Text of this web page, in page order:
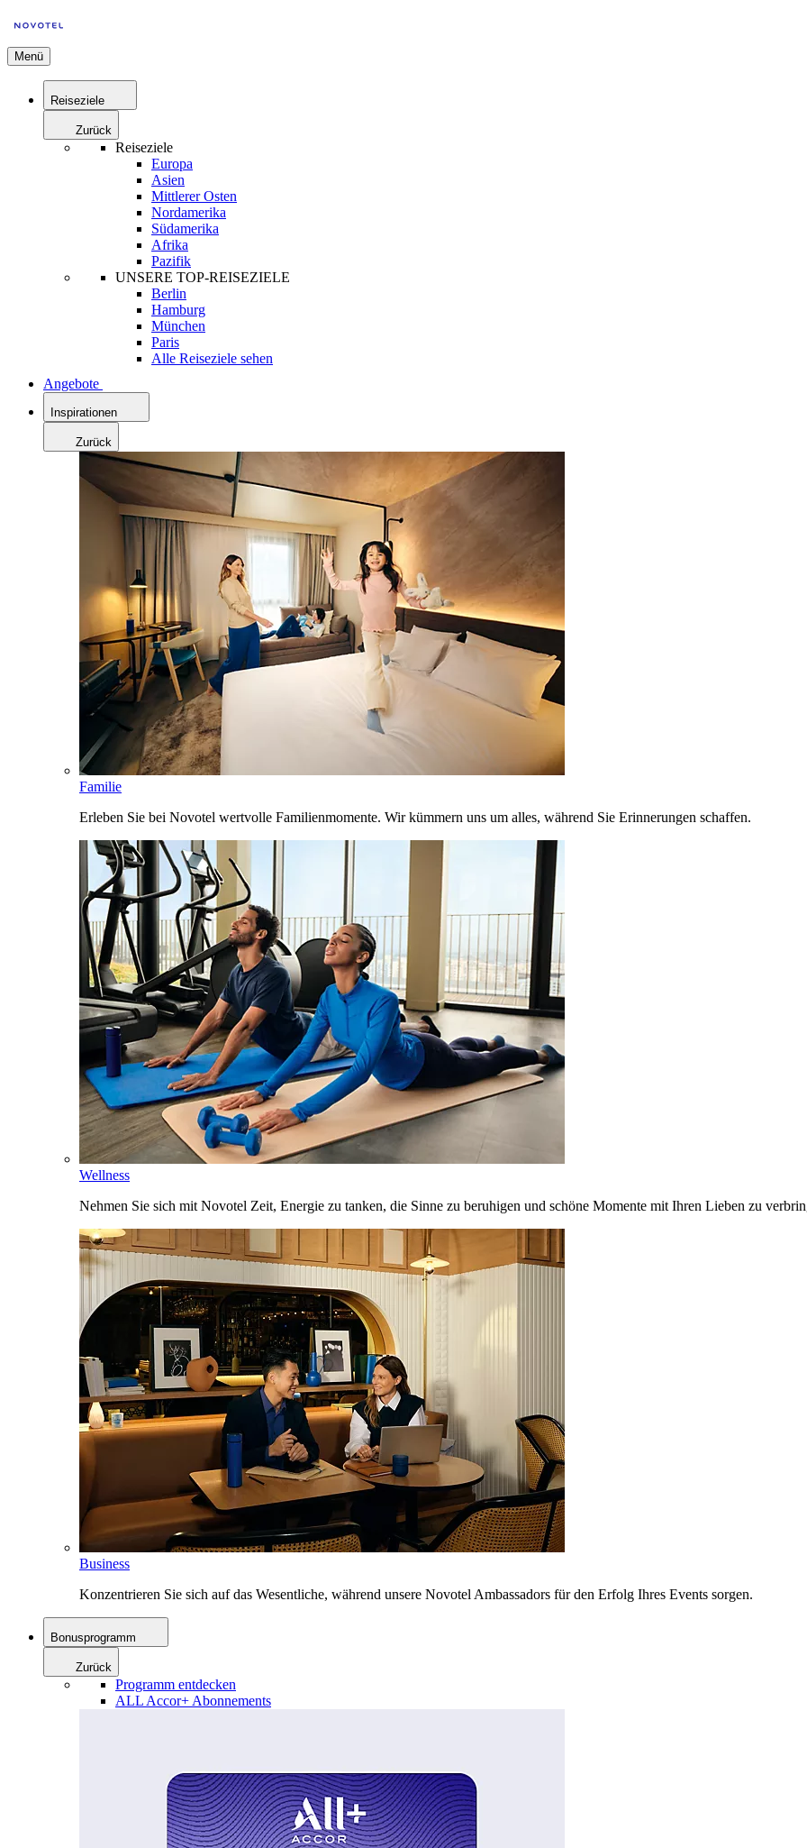
Menü
Reiseziele
Zurück
Reiseziele
Europa
Asien
Mittlerer Osten
Nordamerika
Südamerika
Afrika
Pazifik
UNSERE TOP-REISEZIELE
Berlin
Hamburg
München
Paris
Alle Reiseziele sehen
Angebote
Inspirationen
Zurück
Familie
Erleben Sie bei Novotel wertvolle Familienmomente. Wir kümmern uns um alles, während Sie Erinnerungen schaffen.
Wellness
Nehmen Sie sich mit Novotel Zeit, Energie zu tanken, die Sinne zu beruhigen und schöne Momente mit Ihren Lieben zu
Business
Konzentrieren Sie sich auf das Wesentliche, während unsere Novotel Ambassadors für den Erfolg Ihres Events sorgen.
Bonusprogramm
Zurück
Programm entdecken
ALL Accor+ Abonnements